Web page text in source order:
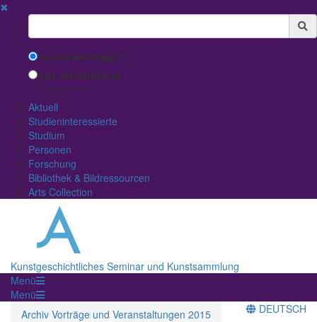
✖
Suchbegriff
Search with Google™
Use Internal Search
(limited result quality)
Aktuell
Studieninteressierte
Studium
Personen
Forschung
Bibliothek & Bildressourcen
Arts Collection
Kunstgeschichtliches Seminar und Kunstsammlung
Menü
Menü
Archiv Vorträge und Veranstaltungen 2015
DEUTSCH